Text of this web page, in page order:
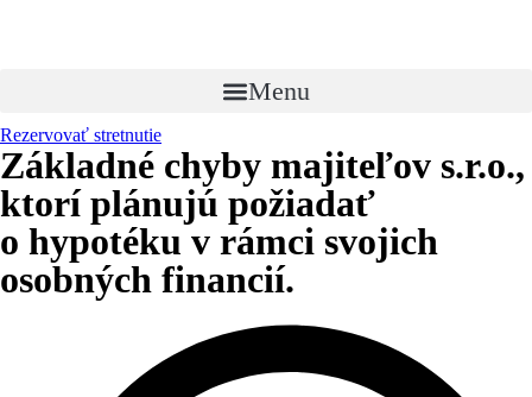
Menu
Rezervovať stretnutie
Základné chyby majiteľov s.r.o.,
ktorí plánujú požiadať
o hypotéku v rámci svojich
osobných financií.